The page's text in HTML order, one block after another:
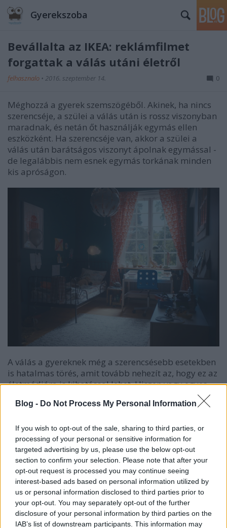
Blog - Do Not Process My Personal Information
If you wish to opt-out of the sale, sharing to third parties, or
processing of your personal or sensitive information for
targeted advertising by us, please use the below opt-out
section to confirm your selection. Please note that after your
opt-out request is processed you may continue seeing
interest-based ads based on personal information utilized by
us or personal information disclosed to third parties prior to
your opt-out. You may separately opt-out of the further
disclosure of your personal information by third parties on the
IAB’s list of downstream participants. This information may
Gyerekszoba
Bevállalta az IKEA: reklámfilmet
forgattak a válás utáni életről
felhasznalo • 2016. szeptember 14. 0
Méghozzá a gyerek szemszögéből. Akinek, ha nincs
szerencséje, a szülei a válás után is rossz viszonyban
maradnak, és netán őt használják egymás ellen
eszközként. Ha szerencséje van, akkor a szülei a
válás után barátságos viszonyt ápolnak egymással -
de legalábbis nem esnek egymás torkának minden
kis apróságon.
A válás a gyereknek még a szerencsésebb esetekben
is hatalmas törés, amit tovább nehezít az, hogy ez az
életmódjára is kihatással lehet. Hiszen vagy egyes
hétvégeken, vagy minden második héten máshol
ébred reggel és fekszik le este. Mások a szobák, a
illatok.
Márpedig a gyereknek az állandóság nemcsak
totyogós korában fontos, de később is.
Tulajdonképpen, a szülőkkel és szülőházzal
kapcsolatban még felnőtt korban is. Kell az érzelmi
biztonságérzethez.
És ezt az igényt fogta meg zseniálisan az IKEA